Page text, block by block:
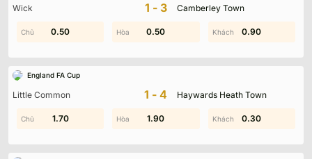
Wick 1-3 Camberley Town
1.10 0.70 1.40
0.50 0.50 0.90
England FA Cup
Little Common 1-4 Haywards Heath Town
1.40 0.90 1.40
1.70 1.90 0.30